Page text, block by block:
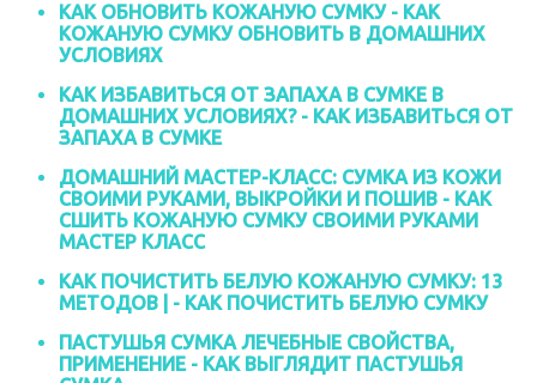
КАК ОБНОВИТЬ КОЖАНУЮ СУМКУ - КАК
КОЖАНУЮ СУМКУ ОБНОВИТЬ В ДОМАШНИХ
УСЛОВИЯХ
КАК ИЗБАВИТЬСЯ ОТ ЗАПАХА В СУМКЕ В
ДОМАШНИХ УСЛОВИЯХ? - КАК ИЗБАВИТЬСЯ ОТ
ЗАПАХА В СУМКЕ
ДОМАШНИЙ МАСТЕР-КЛАСС: СУМКА ИЗ КОЖИ
СВОИМИ РУКАМИ, ВЫКРОЙКИ И ПОШИВ - КАК
СШИТЬ КОЖАНУЮ СУМКУ СВОИМИ РУКАМИ
МАСТЕР КЛАСС
КАК ПОЧИСТИТЬ БЕЛУЮ КОЖАНУЮ СУМКУ: 13
МЕТОДОВ | - КАК ПОЧИСТИТЬ БЕЛУЮ СУМКУ
ПАСТУШЬЯ СУМКА ЛЕЧЕБНЫЕ СВОЙСТВА,
ПРИМЕНЕНИЕ - КАК ВЫГЛЯДИТ ПАСТУШЬЯ